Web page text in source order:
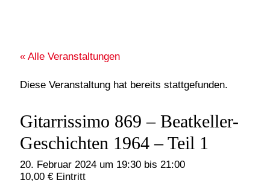
« Alle Veranstaltungen
Diese Veranstaltung hat bereits stattgefunden.
Gitarrissimo 869 – Beatkeller-
Geschichten 1964 – Teil 1
20. Februar 2024 um 19:30 bis 21:00
10,00 € Eintritt